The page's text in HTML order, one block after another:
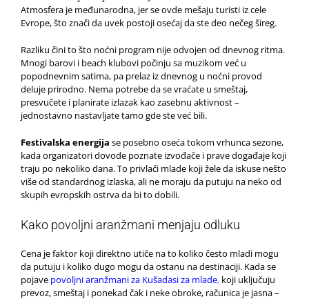
Atmosfera je međunarodna, jer se ovde mešaju turisti iz cele
Evrope, što znači da uvek postoji osećaj da ste deo nečeg šireg.
Razliku čini to što noćni program nije odvojen od dnevnog ritma.
Mnogi barovi i beach klubovi počinju sa muzikom već u
popodnevnim satima, pa prelaz iz dnevnog u noćni provod
deluje prirodno. Nema potrebe da se vraćate u smeštaj,
presvučete i planirate izlazak kao zasebnu aktivnost –
jednostavno nastavljate tamo gde ste već bili.
Festivalska energija se posebno oseća tokom vrhunca sezone,
kada organizatori dovode poznate izvođače i prave događaje koji
traju po nekoliko dana. To privlači mlade koji žele da iskuse nešto
više od standardnog izlaska, ali ne moraju da putuju na neko od
skupih evropskih ostrva da bi to dobili.
Kako povoljni aranžmani menjaju odluku
Cena je faktor koji direktno utiče na to koliko često mladi mogu
da putuju i koliko dugo mogu da ostanu na destinaciji. Kada se
pojave povoljni aranžmani za Kušadasi za mlade, koji uključuju
prevoz, smeštaj i ponekad čak i neke obroke, računica je jasna –